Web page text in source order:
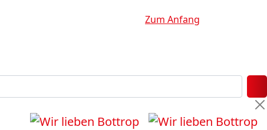
Zum Anfang